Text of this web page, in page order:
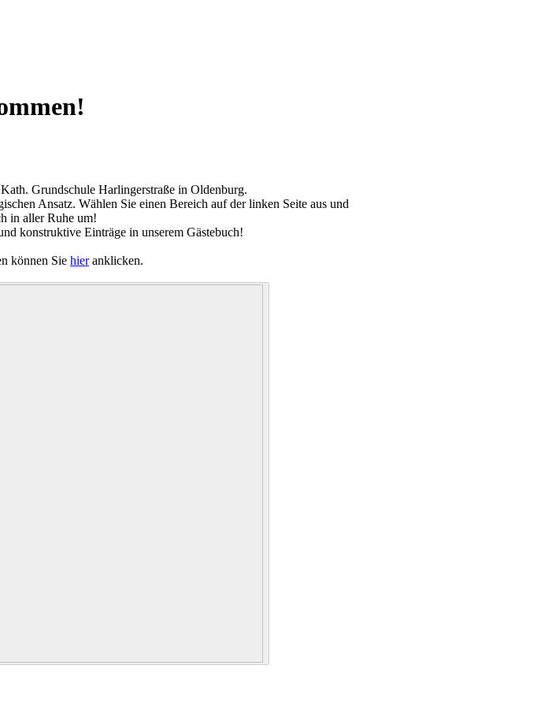
Grundschule Harlingerstraße in Oldenburg.
Ansatz. Wählen Sie einen Bereich auf der linken Seite aus und
in aller Ruhe um!
konstruktive Einträge in unserem Gästebuch!
können Sie hieranklicken.